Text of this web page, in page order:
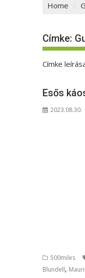
Home
Címke:
Címke
Esős
2023.08.30.
500miles
Blundell,